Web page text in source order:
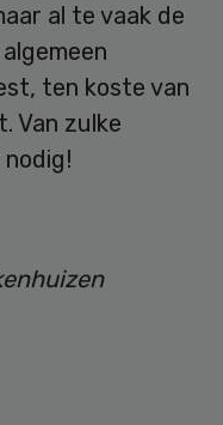
al te vaak de
ten koste van
Van zulke